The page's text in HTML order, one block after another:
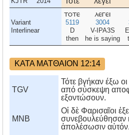
Variant
Interlinear
τοτε
5119
D
then
λεγει
3004
V-IPA3S
he is saying
ΚΑΤΑ ΜΑΤΘΑΙΟΝ 12:14
TGV
Τότε βγήκαν έξω
από σύσκεψη
εξοντώσουν.
MNB
Οἱ δὲ Φαρισαῖοι
συνεβουλεύθησαν
ἀπολέσωσιν αὐτόν.